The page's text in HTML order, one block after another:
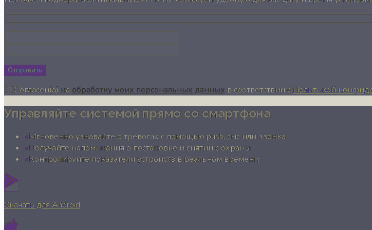
Отправить
Согласен(а) на обработку моих персональных данных в соответствии сПолитикой
Управляйте системой прямо со смартфона
Мгновенно узнавайте о тревогах с помощью push, смс или звонка
Получайте напоминания о постановке и снятии с охраны
Контролируйте показатели устройств в реальном времени
Скачать для Android